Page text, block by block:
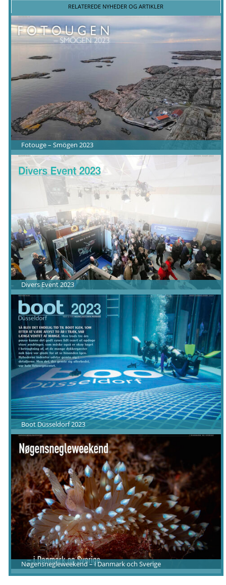
RELATEREDE NYHEDER OG ARTIKLER
Fotouge – Smögen 2023
Divers Event 2023
Boot Düsseldorf 2023
Nøgensnegleweekend – i Danmark och Sverige